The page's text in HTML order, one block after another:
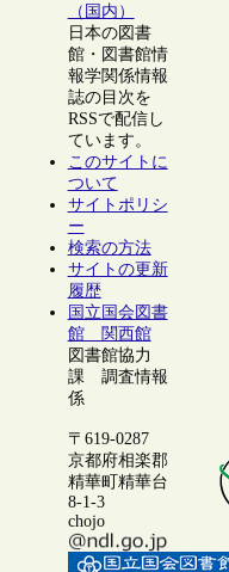
（国内）
日本の図書
館・図書館情
報学関係情報
誌の目次を
RSSで配信し
ています。
このサイトに
ついて
サイトポリシ
ー
検索の方法
サイトの更新
履歴
国立国会図書
館 関西館
図書館協力
課 調査情報
係
〒619-0287
京都府相楽郡
精華町精華台
8-1-3
chojo